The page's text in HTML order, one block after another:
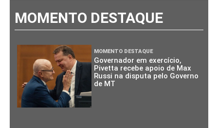
MOMENTO DESTAQUE
MOMENTO DESTAQUE
Governador em exercício,
Pivetta recebe apoio de Max
Russi na disputa pelo Governo
de MT